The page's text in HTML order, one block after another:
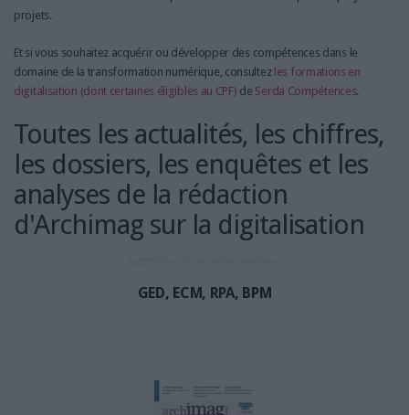
projets.
Et si vous souhaitez acquérir ou développer des compétences dans le
domaine de la transformation numérique, consultez les formations en
digitalisation (dont certaines éligibles au CPF) de Serda Compétences.
Toutes les actualités, les chiffres,
les dossiers, les enquêtes et les
analyses de la rédaction
d'Archimag sur la digitalisation
GED, ECM, RPA, BPM